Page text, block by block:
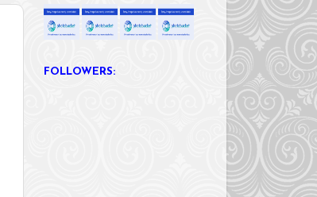
FOLLOWERS: